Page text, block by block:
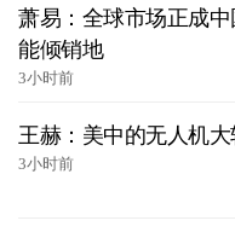
萧易：全球市场正成
能倾销地
3小时前
王赫：美中的无人机
3小时前